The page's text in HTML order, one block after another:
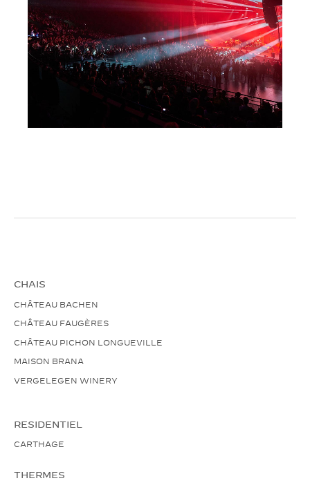
CHAIS
CHÂTEAU BACHEN
CHÂTEAU FAUGÈRES
CHÂTEAU PICHON LONGUEVILLE
MAISON BRANA
VERGELEGEN WINERY
RESIDENTIEL
CARTHAGE
THERMES